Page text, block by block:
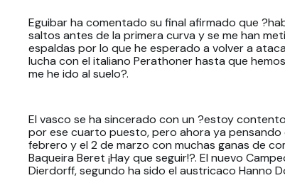
Eguibar ha comentado su final afirmado que
saltos antes de la primera curva y se me han
espaldas por lo que he esperado a volver a
lucha con el italiano Perathoner hasta que
me he ido al suelo?.
El vasco se ha sincerado con un ?estoy
por ese cuarto puesto, pero ahora ya
febrero y el 2 de marzo con muchas ganas de
Baqueira Beret ¡Hay que seguir!?. El nuevo
Dierdorff, segundo ha sido el austricaco Hanno